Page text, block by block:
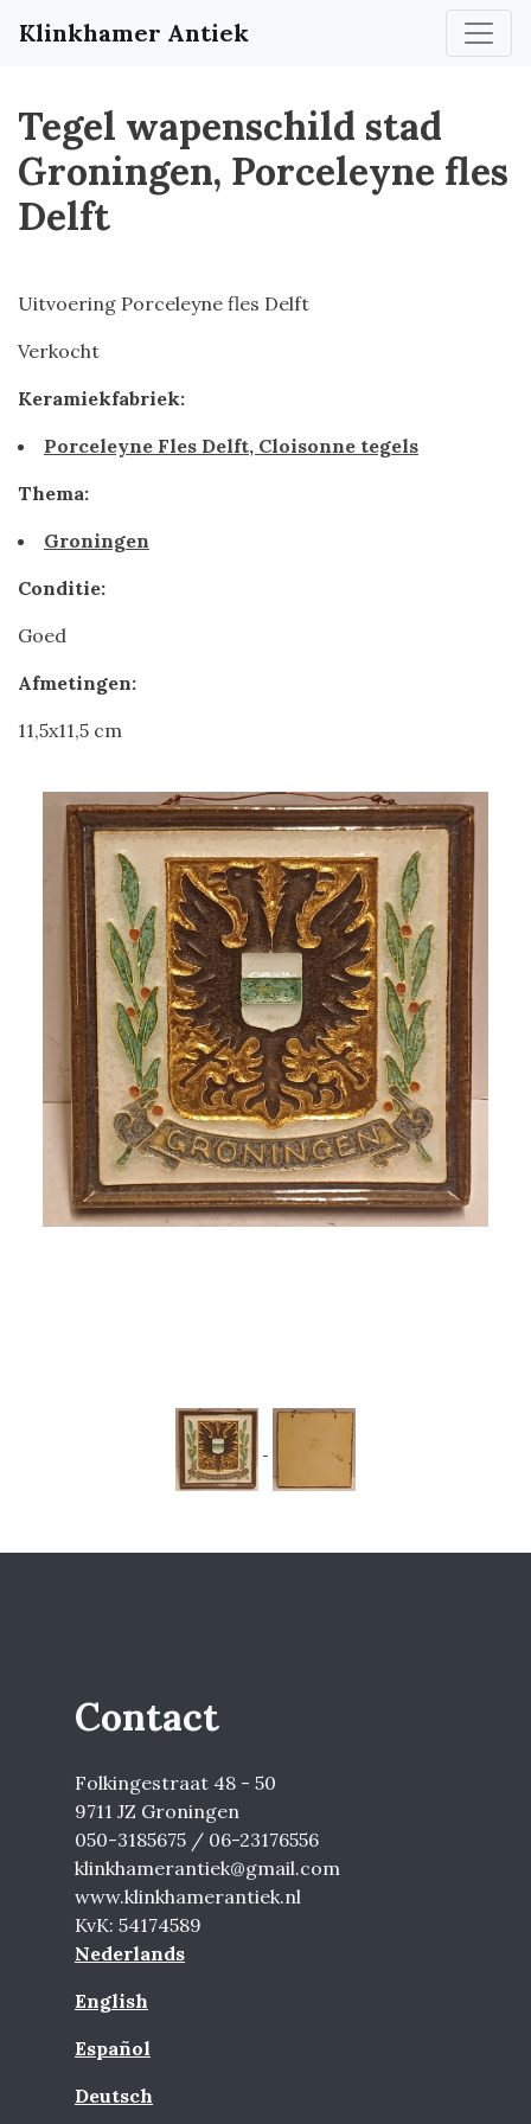
Klinkhamer Antiek
Tegel wapenschild stad
Groningen, Porceleyne fles
Delft
Uitvoering Porceleyne fles Delft
Verkocht
Keramiekfabriek:
Porceleyne Fles Delft, Cloisonne tegels
Thema:
Groningen
Conditie:
Goed
Afmetingen:
11,5x11,5 cm
Contact
Folkingestraat 48 - 50
9711 JZ Groningen
050-3185675 / 06-23176556
klinkhamerantiek@gmail.com
www.klinkhamerantiek.nl
KvK: 54174589
Nederlands
English
Español
Deutsch